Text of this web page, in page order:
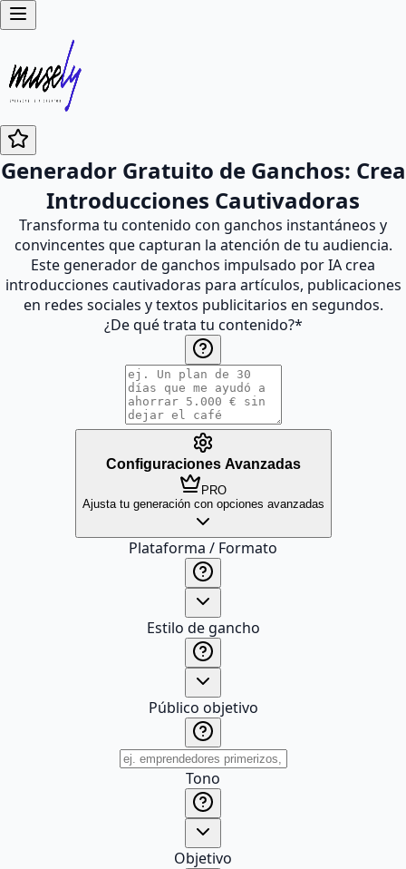
Generador Gratuito de Ganchos: Crea
Introducciones Cautivadoras
Transforma tu contenido con ganchos instantáneos y
convincentes que capturan la atención de tu audiencia.
Este generador de ganchos impulsado por IA crea
introducciones cautivadoras para artículos, publicaciones
en redes sociales y textos publicitarios en segundos.
¿De qué trata tu contenido?*
Configuraciones Avanzadas
PRO
Ajusta tu generación con opciones avanzadas
Plataforma / Formato
Estilo de gancho
Público objetivo
Tono
Objetivo